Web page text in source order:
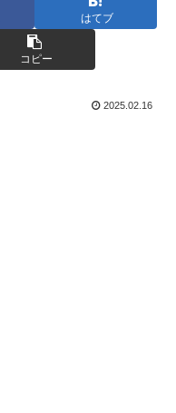
はてブ
コピー
2025.02.16